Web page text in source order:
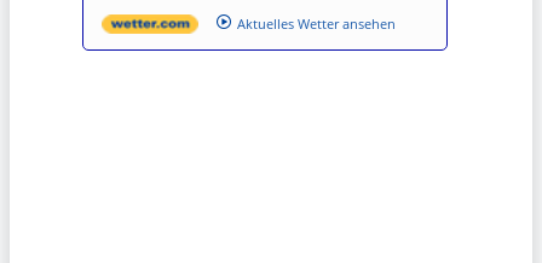
Aktuelles Wetter ansehen